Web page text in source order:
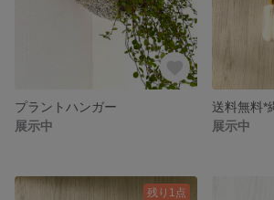
プラントハンガー
展示中
展示中
残り1点